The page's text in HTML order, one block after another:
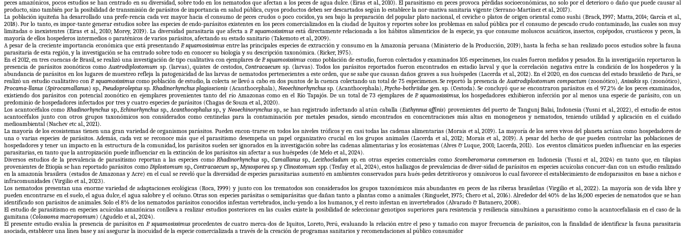
peces amazónicos, pocos estudios se han centrado en su diversidad, sobre todo en los nematodos que afectan a los peces de agua dulce. (Eiras et al., 2010). El parasitismo en peces provoca pérdidas socioeconómicas, no solo por el deterioro o daño que puede causar al
producto, sino también por la posibilidad de transmisión de parásitos de importancia en salud pública, cuyos productos deben ser descartados según lo establece la nor-mativa sanitaria vigente (Serrano-Martínez et al., 2017).
La población iquiteña ha desarrollado una prefe-rencia cada vez mayor hacia el consumo de peces crudos o poco cocidos, ya sea bajo la preparación del popular plato nacional, el ceviche o platos de origen oriental como sushi (Brack, 1997; Matta, 2014; García et al.,
2018). Por lo tanto, es impor-tante generar estudios sobre las especies de endo-parásitos existentes en los peces comercializados en la ciudad de Iquitos y reportes sobre los problemas en salud pública por el consumo de pescado crudo contaminado, las cuales son muy
limitadas o inexistentes (Eiras et al., 2010; Morey, 2019). La diversidad parasitaria que afecta a P. squamosissimusestá directamente relacionada a los hábitos alimenticios de la especie, ya que consume moluscos acuáticos, insectos, copépodos, crustáceos y peces, la
mayoría de ellos hospederos intermedios o paraténicos de varios parásitos, afectando su estado sanitario (Takemoto et al., 2009).
A pesar de la creciente importancia económica que está presentando P. squamosissimus entre las principales especies de extracción y consumo en la Amazonía peruana (Ministerio de la Producción, 2019), hasta la fecha se han realizado pocos estudios sobre la fauna
parasitaria de esta región, y la investigación se ha centrado sobre todo en conocer su biología y su descripción taxonómica. (Ricker, 1975).
En el 2012, en tres cuencas de Brasil, se realizó una investigación de tipo cualitativa con ejemplares de P. squamosissimus como población de estudio, fueron colectados y examinados 105 especímenes, los cuales fueron medidos y pesados. En la investigación reportaron la
presencia de parásitos zoonóticos comoAustrodiplostomum sp. (larvas), quistes de cestodos,Contracaecum sp. (larvas). Todos los parásitos reportados fueron encontrados en estadio larval y que la correlación negativa entre la condición de los hospederos y la
abundancia de parásitos en los lugares de muestreo refleja la patogenicidad de las larvas de nematodos pertenecientes a este orden, que se sabe que causan daños graves a sus huéspedes (Lacerda et al., 2012). En el 2020, en dos cuencas del estado brasileño de Pará, se
realizó un estudio cualitativo con P. squamosissimuscomo población de estudio, la colecta se llevó a cabo en dos puntos de la cuenca colectando un total de 75 especímenes. Se reportó la presencia de Austrodiplostomum compactum (zoonótico), Anisakissp. (zoonótico),
Procama-llanus (Spirocamallanus) sp., Pseudoproleptussp. Rhadinorhynchus plagioscionis (Acanthocephala), Neoechinorhynchussp. (Acanthocephala), Ptycho-bothriidae gen. sp. (Cestoda). Se concluyó que se encontraron parásitos en el 97,2% de los peces examinados,
existiendo dos parásitos con potencial zoonótico en ejemplares provenientes tanto del río Amazonas como en el Río Tapajós. De un total de 73 ejemplares de P. squamosissimus , los hospedadores exhibieron infección por al menos una especie de parásito, con un
predominio de hospedadores infectados por tres y cuatro especies de parásitos (Chagas de Souza et al., 2020).
Los acantocéfalos como Rhadinorhynchussp., Echinorhynchus sp., Acanthocephalussp., y Neoechinorynchussp., se han registrado infectando al atún caballa (Euthynnus affinis) provenientes del puerto de Tangunj Balai, Indonesia (Yusni et al., 2022), el estudio de estos
acantocéfalos junto con otros grupos taxonómicos son considerados como centinelas para la contaminación por metales pesados, siendo encontrados en concentraciones más altas en monogeneos y nematodos, teniendo utilidad y aplicación en el cuidado
medioambiental (Nachev etc al., 2021).
La mayoría de los ecosistemas tienen una gran variedad de organismos parásitos. Pueden encon-trarse en todos los niveles tróficos y en casi todas las cadenas alimentarias (Morais et al, 2019). La mayoría de los seres vivos del planeta actúan como hospedadores de
una o varias especies de parásitos. Además, cada vez se reconoce más que el parasitismo desempeña un papel organizativo crucial en los grupos animales (Lacerda et al., 2012; Morais et al., 2019). A pesar del hecho de que pueden controlar las poblaciones de
hospedadores y tener un impacto en la estructura de la comunidad, los parásitos suelen ser ignorados en la investigación sobre las cadenas alimentarias y los ecosistemas (Alves & Luque, 2001; Lacerda, 2011). Los eventos climáticos pueden influenciar en las especies
parasitarias, en tanto que la antropización puede influenciar en la extinción de los parásitos sin afectar a sus huéspedes (de Melo et al., 2024).
Diversos estudios de la prevalencia de parasitismo reportan a las especies como Rhadinorhynchus sp., Camallanussp., Lecithocladum sp. en otras especies comerciales como Scomberomorus commerson en Indonesia (Yusni et al., 2024) en tanto que, en tilapias
provenientes de Etiopía se han reportado parásitos como Diplostomum sp., Contracaecum sp., Myxosporea sp. yClinostomum spp. (Tesfay et al., 2024), estos hallazgos de prevalencias de diver-sidad de parásitos en especies acuícolas concuer-dan con un estudio realizado
en la amazonía brasilera (estados de Amazonas y Acre) en el cual se reveló que la diversidad de especies parasitarias aumentó en ambientes conservados para hués-pedes detritívoros y omnívoros lo cual favorece el establecimiento de endoparasitos en base a nichos e
infracomunidades (Virgilio et al., 2023).
Los nematodos presentan una enorme variedad de adaptaciones ecológicas (Roca, 1999) y junto con los trematodos son considerados los grupos taxonómicos más abundantes en peces de las riberas brasileñas (Virgilio et al., 2022). La mayoría son de vida libre y
pueden encontrarse en el suelo, el agua dulce, el agua salobre y el océano. Otras son especies parásitas o semiparásitas que dañan tanto a plantas como a animales (Ringuelet, 1975; Chero et al., 2016). Alrededor del 40% de las 16,000 especies de nematodos que se han
identificado son parásitos de animales. Solo el 8% de los nematodos parásitos conocidos infestan vertebrados, inclu-yendo a los humanos, y el resto infestan en invertebrados (Alvarado & Batanero, 2008).
El estudio de parasitismo en especies acuícolas amazónicas conlleva a realizar estudios posteriores en las cuales existe la posibilidad de seleccionar genotipos superiores para resistencia y resiliencia simultánea a parasitismo como la acantocefaliasis en el caso de la
gamitana (Colossoma macropomum) (Agudelo et al., 2024).
El presente estudio evalúa la presencia de parásitos en P. squamosissimusprocedentes de cuatro merca-dos de Iquitos, Loreto, Perú, evaluando la relación entre el peso y tamaño con mayor frecuencia de parásitos, con la finalidad de identificar la fauna parasitaria
asociada, establecer una línea base y así asegurar la inocuidad de la especie comercializada a través de la creación de programas sanitarios y recomendaciones al público consumidor